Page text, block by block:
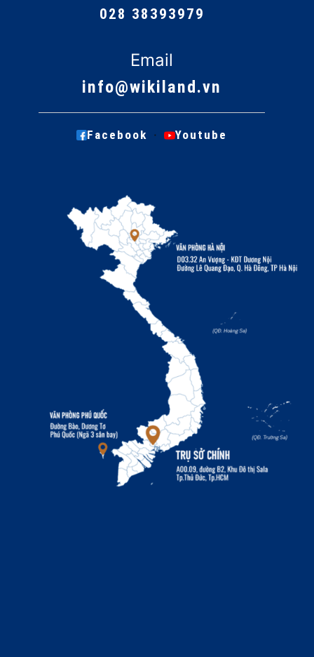
028 38393979
Email
info@wikiland.vn
Facebook · Youtube